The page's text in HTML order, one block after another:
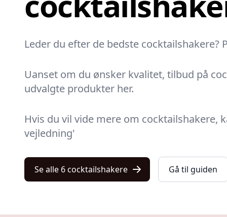
Leder du efter de bedste
Uanset om du ønsker kvalitet, tilbud på
udvalgte produkter her.
Hvis du vil vide mere om cocktailshakere,
vejledning'
Se alle 6 cocktailshakere Gå til guiden